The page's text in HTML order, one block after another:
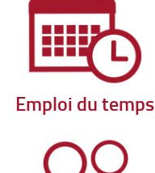
Emploi du temps